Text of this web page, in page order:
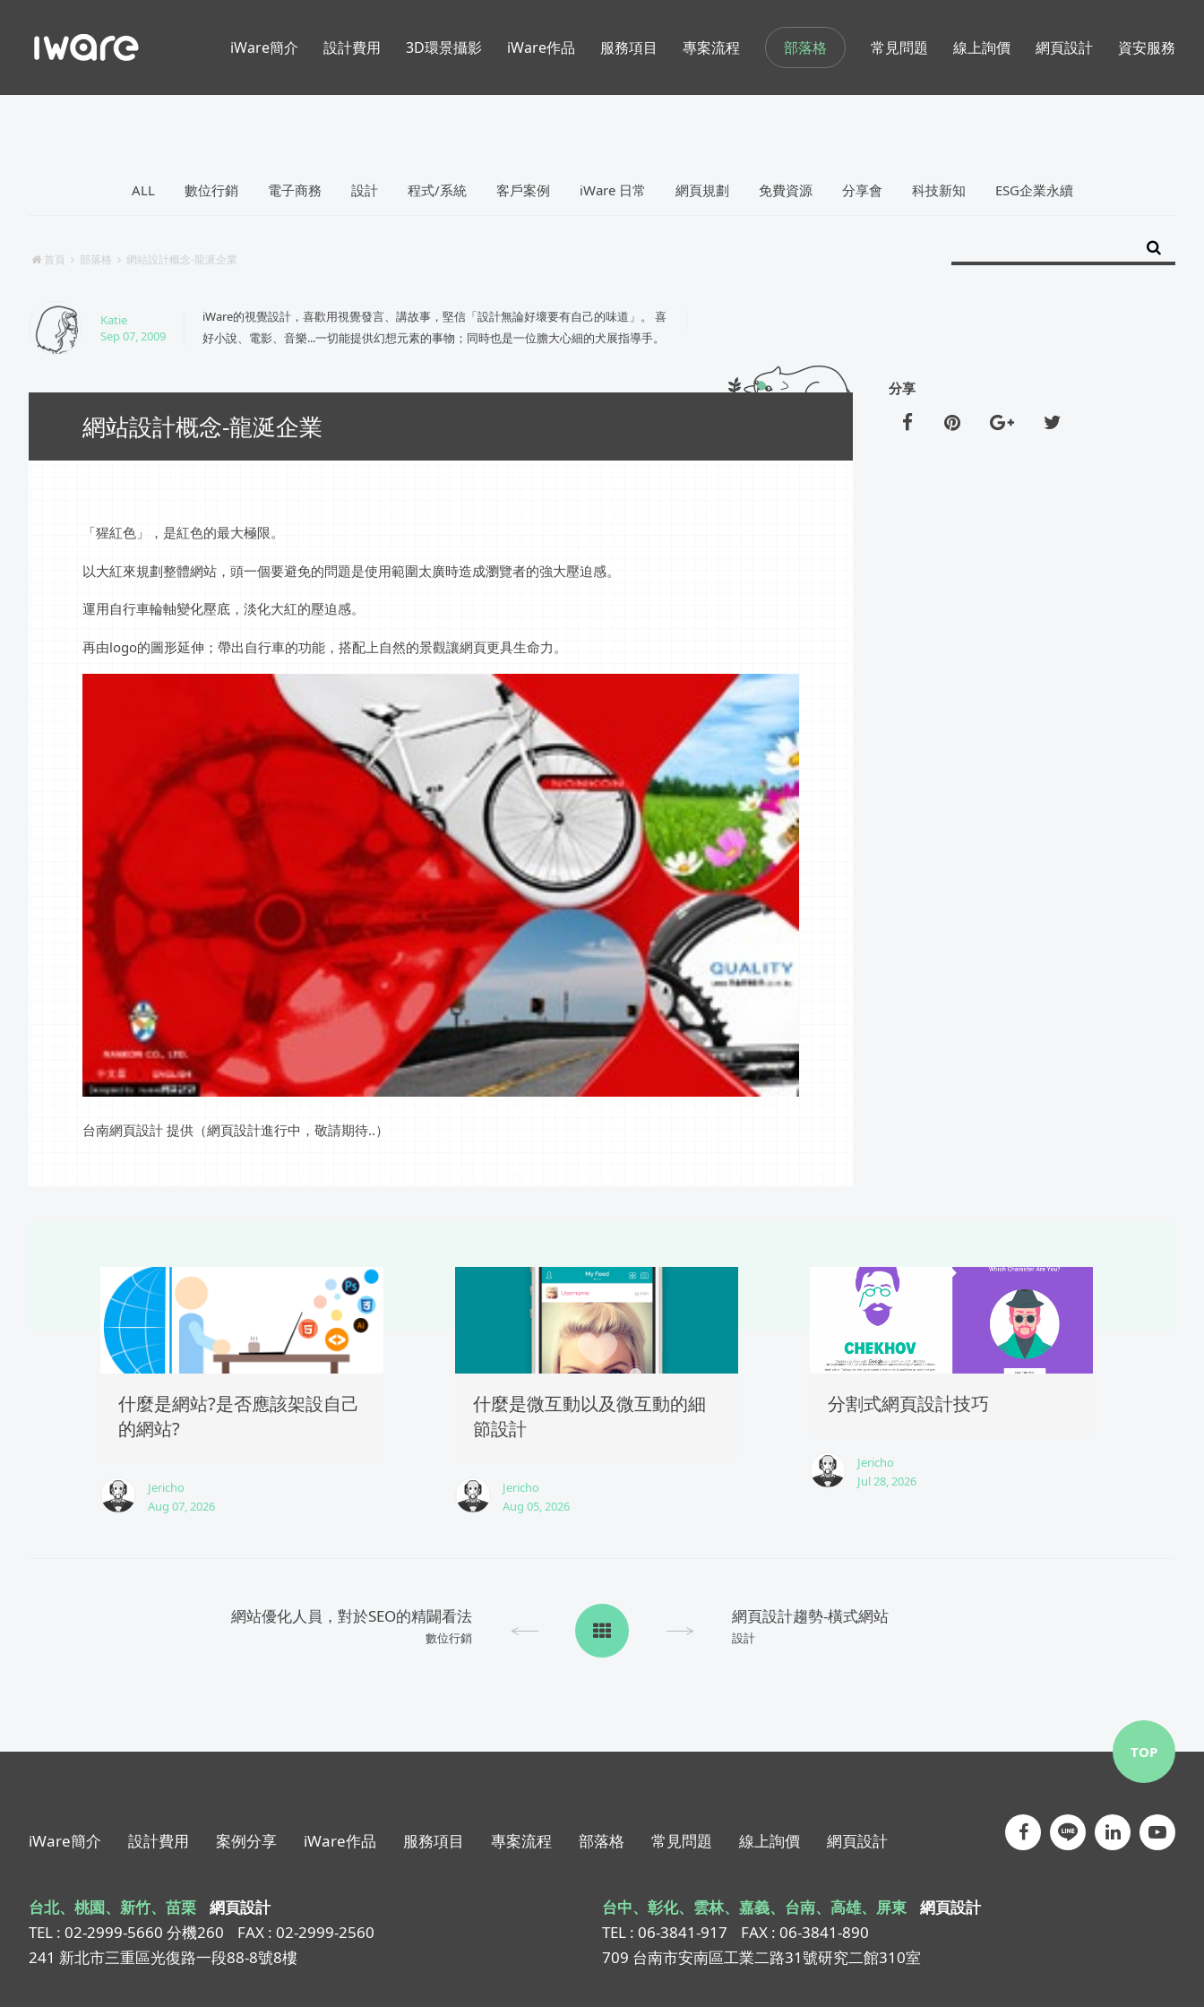
部落格
ALL 數位行銷 電子商務 設計 程式/系統 客戶案例 iWare 日常 網頁規劃 免費資源 分享會 科技新知 ESG企業永續
首頁 部落格 網站設計概念-龍涎企業
Katie
Sep 07, 2009
iWare的視覺設計，喜歡用視覺發言、講故事，堅信「設計無論好壞要有自己的味道」。 喜
好小說、電影、音樂...一切能提供幻想元素的事物；同時也是一位膽大心細的犬展指導手。
網站設計概念-龍涎企業
「猩紅色」，是紅色的最大極限。
以大紅來規劃整體網站，頭一個要避免的問題是使用範圍太廣時造成瀏覽者的強大壓迫感。
運用自行車輪軸變化壓底，淡化大紅的壓迫感。
再由logo的圖形延伸；帶出自行車的功能，搭配上自然的景觀讓網頁更具生命力。
台南網頁設計 提供（網頁設計進行中，敬請期待..）
分享
什麼是網站?是否應該架設自己
的網站?
Jericho
Aug 07, 2026
什麼是微互動以及微互動的細
節設計
Jericho
Aug 05, 2026
分割式網頁設計技巧
Jericho
Jul 28, 2026
網站優化人員，對於SEO的精闢看法
數位行銷
網頁設計趨勢-橫式網站
設計
iWare簡介 設計費用 案例分享 iWare作品 服務項目 專案流程 部落格 常見問題 線上詢價 網頁設計
台北、桃園、新竹、苗栗
網頁設計
TEL : 02-2999-5660 分機260
FAX : 02-2999-2560
241 新北市三重區光復路一段88-8號8樓
台中、彰化、雲林、嘉義、台南、高雄、屏東
網頁設計
TEL : 06-3841-917
FAX : 06-3841-890
709 台南市安南區工業二路31號研究二館310室
TOP